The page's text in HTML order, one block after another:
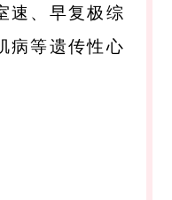
速、早复极综
病等遗传性心